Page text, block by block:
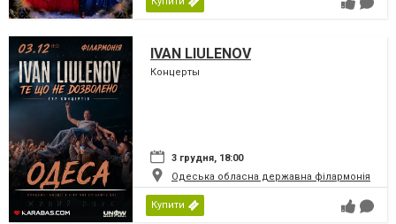
IVAN LIULENOV
Концерты
3 грудня, 18:00
Одеська обласна державна філармонія
Купити